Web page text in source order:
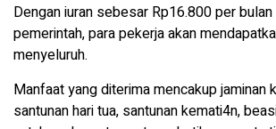
Dengan iuran sebesar Rp16.800 per
pemerintah, para pekerja akan
menyeluruh.
Manfaat yang diterima mencakup jaminan
santunan hari tua, santunan kemati4n,